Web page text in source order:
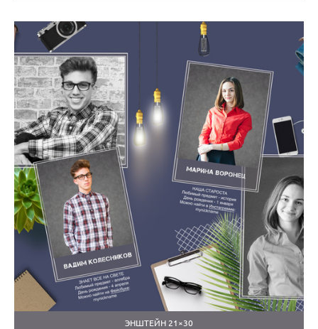
ЭНШТЕЙН 21×30